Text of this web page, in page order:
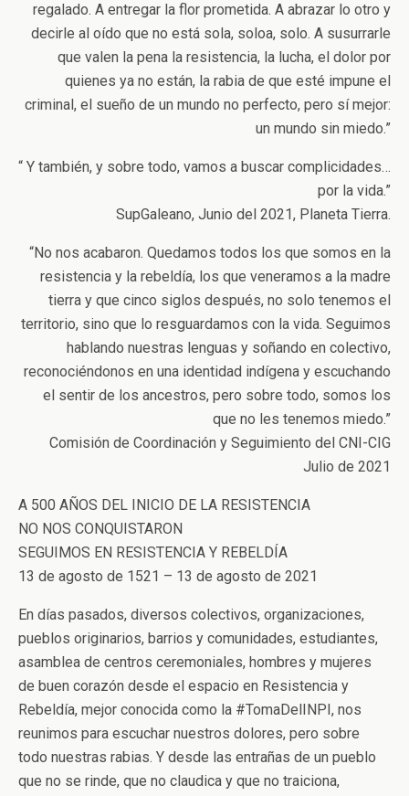
regalado. A entregar la flor prometida. A abrazar lo otro y
decirle al oído que no está sola, soloa, solo. A susurrarle
que valen la pena la resistencia, la lucha, el dolor por
quienes ya no están, la rabia de que esté impune el
criminal, el sueño de un mundo no perfecto, pero sí mejor:
un mundo sin miedo.”
“ Y también, y sobre todo, vamos a buscar complicidades…
por la vida.”
SupGaleano, Junio del 2021, Planeta Tierra.
“No nos acabaron. Quedamos todos los que somos en la
resistencia y la rebeldía, los que veneramos a la madre
tierra y que cinco siglos después, no solo tenemos el
territorio, sino que lo resguardamos con la vida. Seguimos
hablando nuestras lenguas y soñando en colectivo,
reconociéndonos en una identidad indígena y escuchando
el sentir de los ancestros, pero sobre todo, somos los
que no les tenemos miedo.”
Comisión de Coordinación y Seguimiento del CNI-CIG
Julio de 2021
A 500 AÑOS DEL INICIO DE LA RESISTENCIA
NO NOS CONQUISTARON
SEGUIMOS EN RESISTENCIA Y REBELDÍA
13 de agosto de 1521 – 13 de agosto de 2021
En días pasados, diversos colectivos, organizaciones,
pueblos originarios, barrios y comunidades, estudiantes,
asamblea de centros ceremoniales, hombres y mujeres
de buen corazón desde el espacio en Resistencia y
Rebeldía, mejor conocida como la #TomaDelINPI, nos
reunimos para escuchar nuestros dolores, pero sobre
todo nuestras rabias. Y desde las entrañas de un pueblo
que no se rinde, que no claudica y que no traiciona,